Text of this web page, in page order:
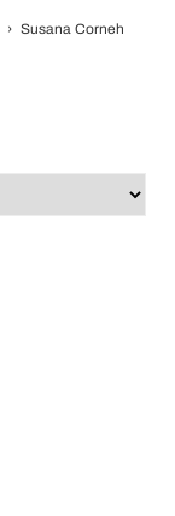
› Susana Corneh